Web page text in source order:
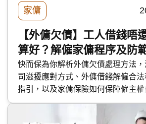
家傭
【外傭欠債】工人借錢唔
算好？解僱家傭程序及防
快而保為你解析外傭欠債處理方法
司滋擾應對方式、外傭借錢解僱合
指引，以及家傭保險如何保障僱主權
幫助僱主應對工人欠債問題。